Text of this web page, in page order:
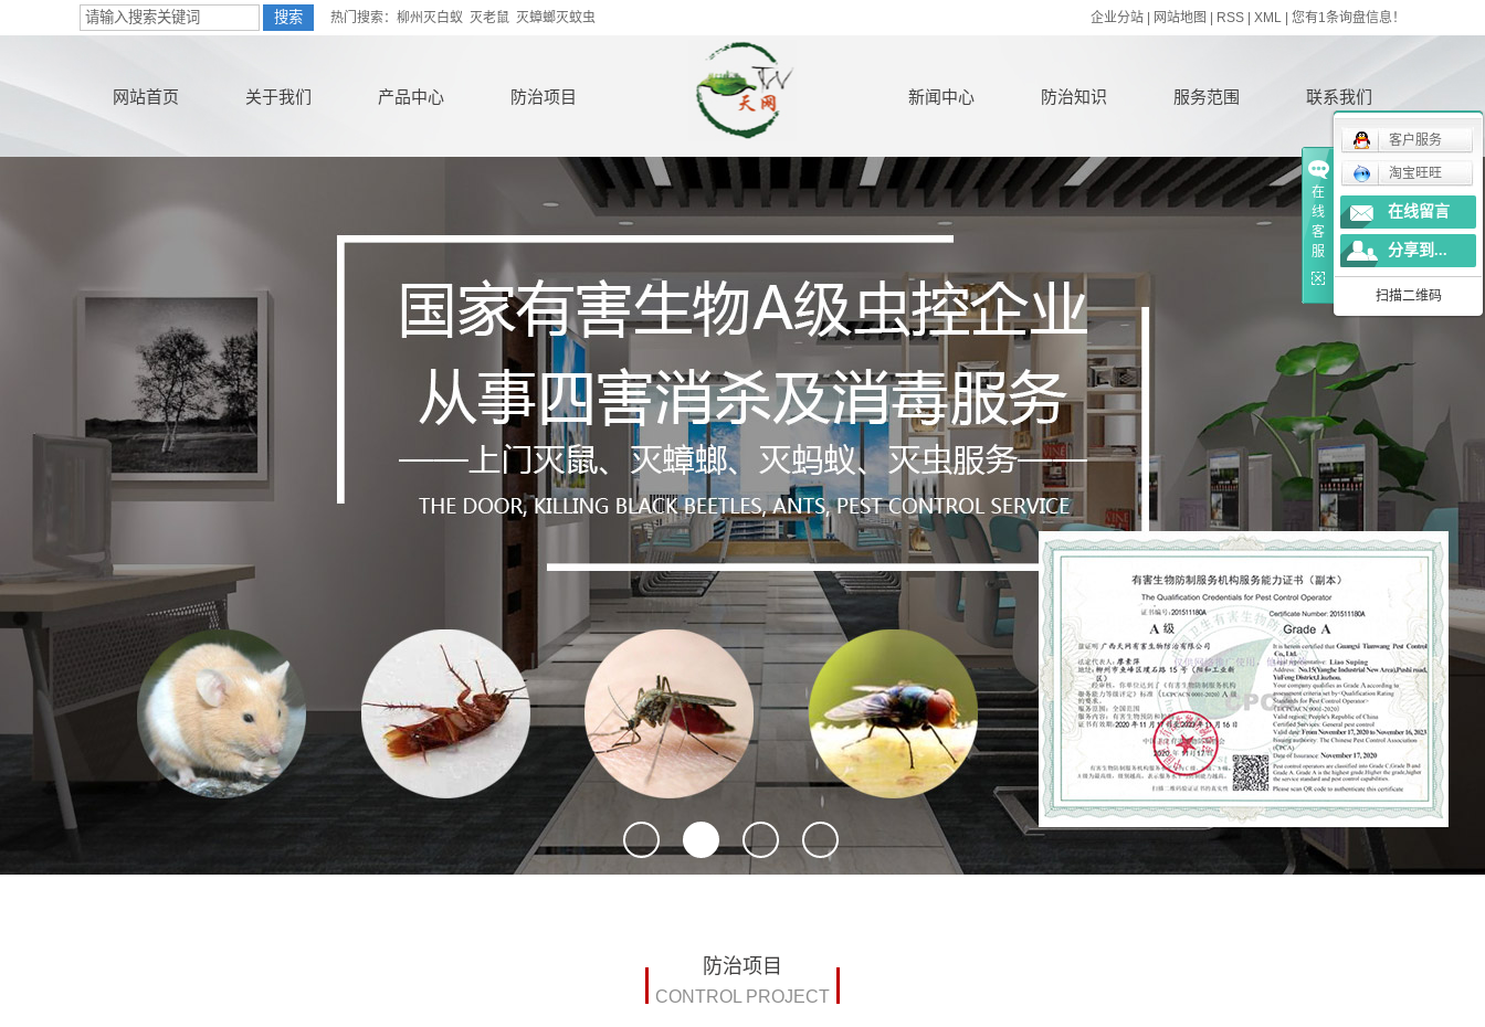
热门搜索： 柳州灭白蚁 灭老鼠 灭蟑螂灭蚊虫 企业分站 网站地图 RSS XML 您有1条询盘信息！
网站首页 关于我们 产品中心
柳州灭红火蚁
防治项目
蟑螂防治
红火蚁防治
苍蝇防治
白蚁防治
室内外消毒
甲醛处理
保洁服务
防控疫情消杀
新闻中心
行业动态
防治知识
防治知识 服务范围 联系我们
防治项目
CONTROL PROJECT
在
线
客
服
客户服务
淘宝旺旺
在线留言
分享到...
扫描二维码